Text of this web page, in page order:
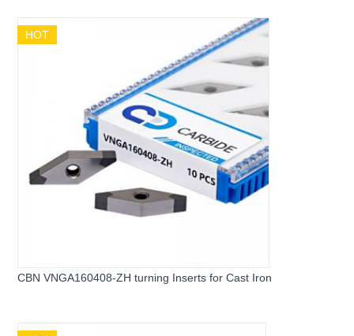
HOT
CBN VNGA160408-ZH turning Inserts for Cast Iron